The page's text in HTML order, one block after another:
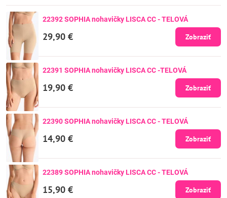
22392 SOPHIA nohavičky LISCA CC - TELOVÁ
29,90 € Zobraziť
22391 SOPHIA nohavičky LISCA CC -TELOVÁ
19,90 € Zobraziť
22390 SOPHIA nohavičky LISCA CC - TELOVÁ
14,90 € Zobraziť
22389 SOPHIA nohavičky LISCA CC - TELOVÁ
15,90 € Zobraziť